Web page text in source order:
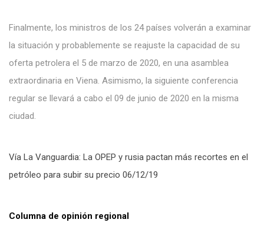
Finalmente, los ministros de los 24 países volverán a examinar
la situación y probablemente se reajuste la capacidad de su
oferta petrolera el 5 de marzo de 2020, en una asamblea
extraordinaria en Viena. Asimismo, la siguiente conferencia
regular se llevará a cabo el 09 de junio de 2020 en la misma
ciudad.
Vía La Vanguardia: La OPEP y rusia pactan más recortes en el
petróleo para subir su precio 06/12/19
Columna de opinión regional